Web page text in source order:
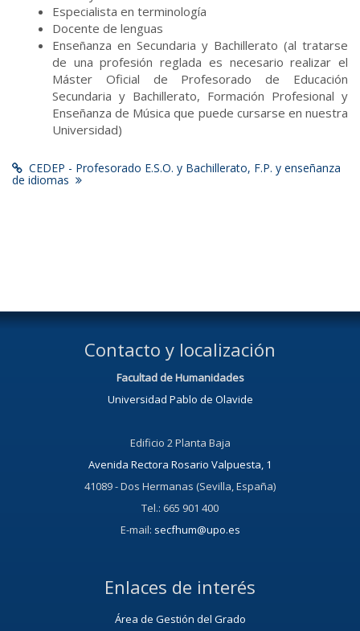
Especialista en terminología
Docente de lenguas
Enseñanza en Secundaria y Bachillerato (al tratarse
de una profesión reglada es necesario realizar el
Máster Oficial de Profesorado de Educación
Secundaria y Bachillerato, Formación Profesional y
Enseñanza de Música que puede cursarse en nuestra
Universidad)
CEDEP - Profesorado E.S.O. y Bachillerato, F.P. y enseñanza
de idiomas
Contacto y localización
Facultad de Humanidades
Universidad Pablo de Olavide
Edificio 2 Planta Baja
Avenida Rectora Rosario Valpuesta, 1
41089 - Dos Hermanas (Sevilla, España)
Tel.: 665 901 400
E-mail: secfhum@upo.es
Enlaces de interés
Área de Gestión del Grado